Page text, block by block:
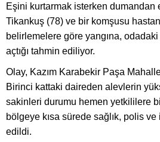
Eşini kurtarmak isterken dumandan
Tikankuş (78) ve bir komşusu
belirlemelere göre yangına, odadaki
açtığı tahmin ediliyor.
Olay, Kazım Karabekir Paşa
Birinci kattaki daireden alevlerin
sakinleri durumu hemen yetkililere
bölgeye kısa sürede sağlık, polis
edildi.